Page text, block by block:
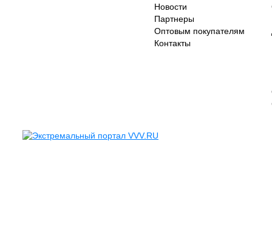
Новости
Партнеры
Оптовым покупателям
Контакты